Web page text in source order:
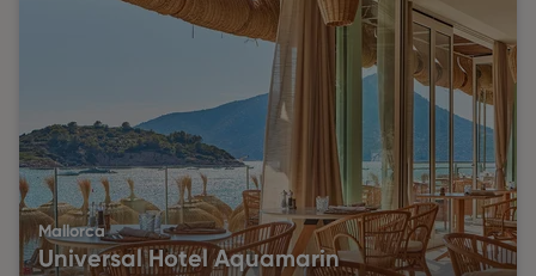
Mallorca
Universal Hotel Aquamarin